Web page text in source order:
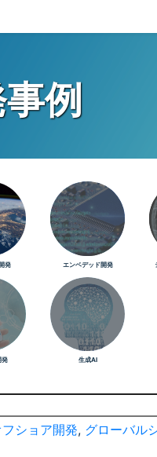
例
発 エンベデッド開発
発 生成AI
フショア開発, グローバル